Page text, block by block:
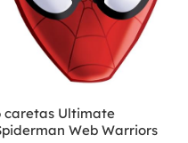
caretas Ultimate
Web Warriors